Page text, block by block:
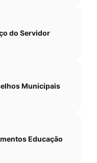
do Servidor
Municipais
Educação